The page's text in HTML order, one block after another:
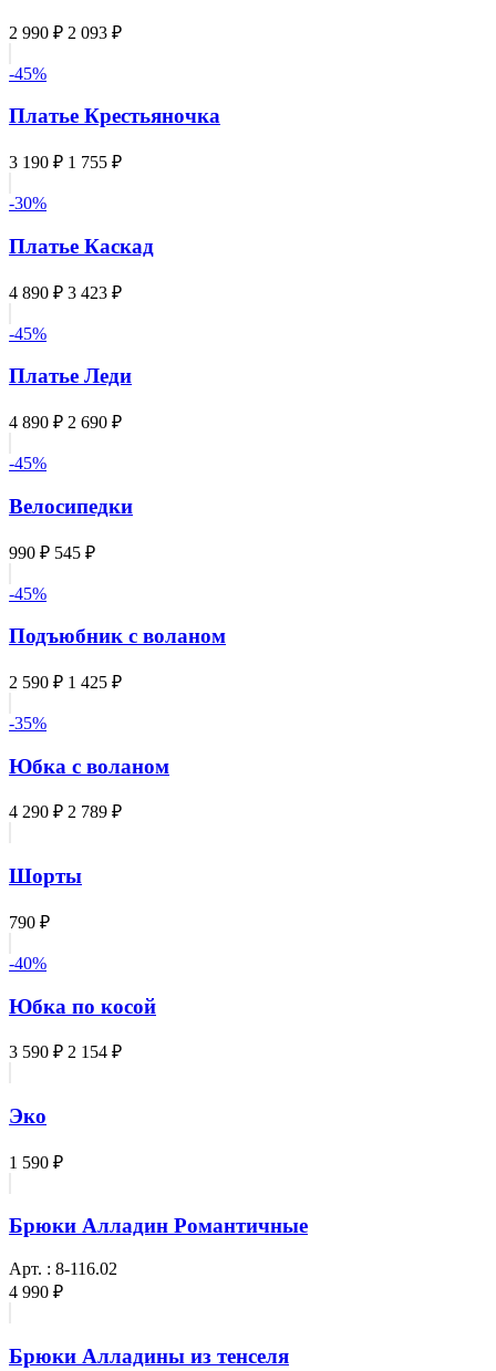
2 990 ₽ 2 093 ₽
-45%
Платье Крестьяночка
3 190 ₽ 1 755 ₽
-30%
Платье Каскад
4 890 ₽ 3 423 ₽
-45%
Платье Леди
4 890 ₽ 2 690 ₽
-45%
Велосипедки
990 ₽ 545 ₽
-45%
Подъюбник с воланом
2 590 ₽ 1 425 ₽
-35%
Юбка с воланом
4 290 ₽ 2 789 ₽
Шорты
790 ₽
-40%
Юбка по косой
3 590 ₽ 2 154 ₽
Эко
1 590 ₽
Брюки Алладин Романтичные
Арт. : 8-116.02
4 990 ₽
Брюки Алладины из тенселя